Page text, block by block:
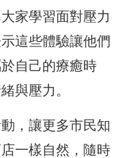
家學習面對壓力
這些體驗讓他們
自己的療癒時
與壓力。
，讓更多市民知
一樣自然，隨時